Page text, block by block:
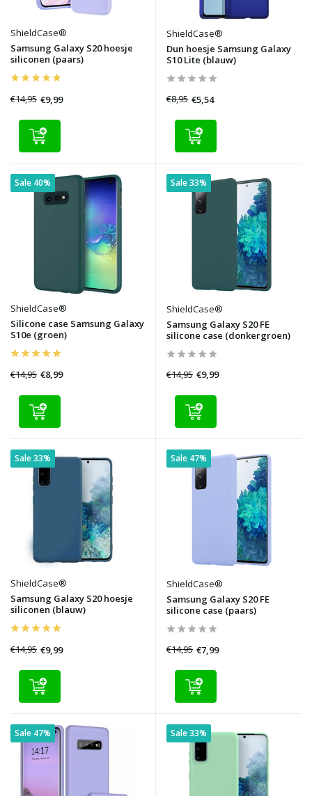
ShieldCase®
Samsung Galaxy S20 hoesje
siliconen (paars)
€14,95 €9,99
ShieldCase®
Dun hoesje Samsung Galaxy
S10 Lite (blauw)
€8,95 €5,54
Sale 40%
ShieldCase®
Silicone case Samsung Galaxy
S10e (groen)
€14,95 €8,99
Sale 33%
ShieldCase®
Samsung Galaxy S20 FE
silicone case (donkergroen)
€14,95 €9,99
Sale 33%
ShieldCase®
Samsung Galaxy S20 hoesje
siliconen (blauw)
€14,95 €9,99
Sale 47%
ShieldCase®
Samsung Galaxy S20 FE
silicone case (paars)
€14,95 €7,99
Sale 47% Sale 33%